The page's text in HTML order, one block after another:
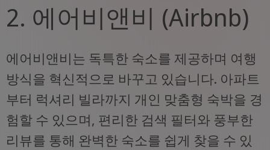
2. 에어비앤비 (Airbnb)
에어비앤비는 독특한 숙소를 제공하며 여행
방식을 혁신적으로 바꾸고 있습니다. 아파트
부터 럭셔리 빌라까지 개인 맞춤형 숙박을 경
험할 수 있으며, 편리한 검색 필터와 풍부한
리뷰를 통해 완벽한 숙소를 쉽게 찾을 수 있